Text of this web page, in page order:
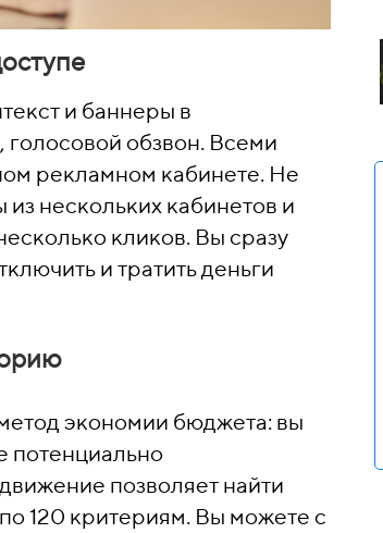
и баннеры в
голосовой обзвон. Всеми
рекламном кабинете. Не
из нескольких кабинетов и
кликов. Вы сразу
и тратить деньги
экономии бюджета: вы
потенциально
позволяет найти
120 критериям. Вы можете с